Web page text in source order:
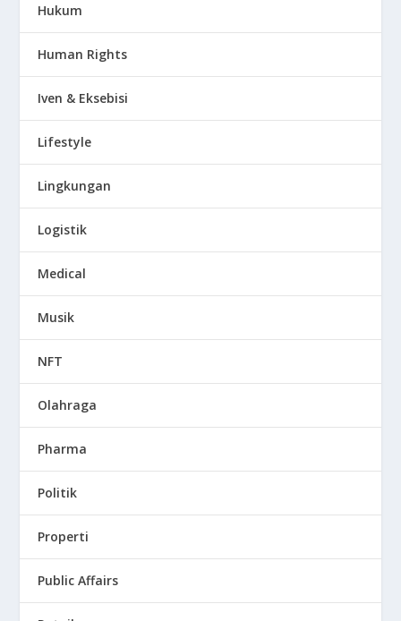
Hukum
Human Rights
Iven & Eksebisi
Lifestyle
Lingkungan
Logistik
Medical
Musik
NFT
Olahraga
Pharma
Politik
Properti
Public Affairs